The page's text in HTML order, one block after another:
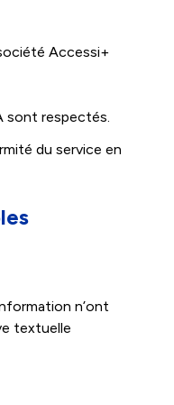
Accessi+
sont respectés.
du service en
n’ont
textuelle